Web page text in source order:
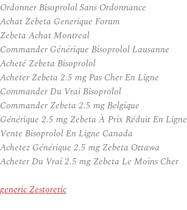
Ordonner Bisoprolol Sans Ordonnance
Achat Zebeta Generique Forum
Zebeta Achat Montreal
Commander Générique Bisoprolol Lausanne
Acheté Zebeta Bisoprolol
Acheter Zebeta 2.5 mg Pas Cher En Ligne
Commander Du Vrai Bisoprolol
Commander Zebeta 2.5 mg Belgique
Générique 2.5 mg Zebeta À Prix Réduit En Ligne
Vente Bisoprolol En Ligne Canada
Achetez Générique 2.5 mg Zebeta Ottawa
Acheter Du Vrai 2.5 mg Zebeta Le Moins Cher
generic Zestoretic